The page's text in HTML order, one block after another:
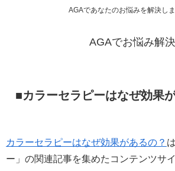
AGAであなたのお悩みを解決し
AGAでお悩み解決
■カラーセラピーはなぜ効果
カラーセラピーはなぜ効果があるの？
ー」の関連記事を集めたコンテンツサイ